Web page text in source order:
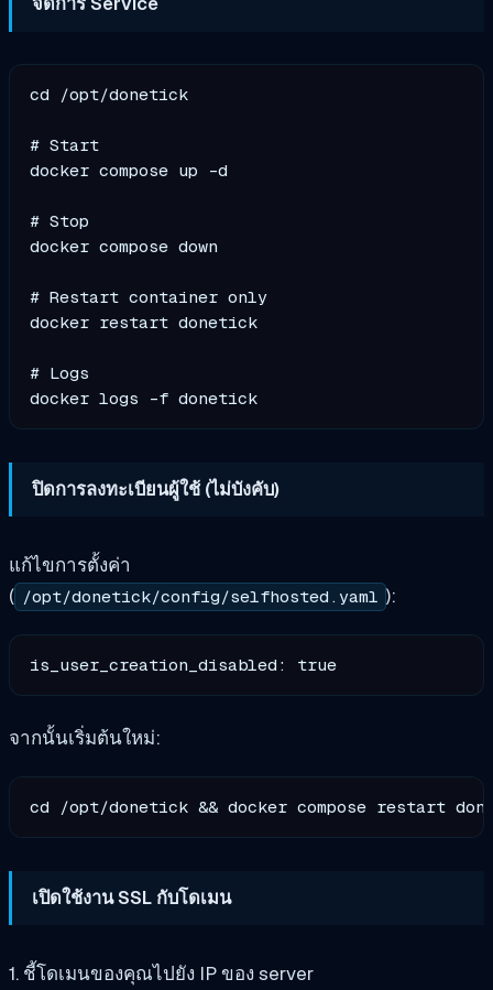
cd /opt/donetick
# Start
docker compose up -d
# Stop
docker compose down
# Restart container only
docker restart donetick
# Logs
ปิดการลงทะเบียนผู้ใช้ (ไม่บังคับ)
แก้ไขการตั้งค่า
( /opt/donetick/config/selfhosted.yaml ):
จากนั้นเริ่มต้นใหม่:
เปิดใช้งาน SSL กับโดเมน
1. ชี้โดเมนของคุณไปยัง IP ของ server